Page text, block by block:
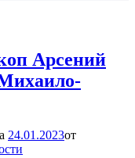
Арсений
24.01.2023от